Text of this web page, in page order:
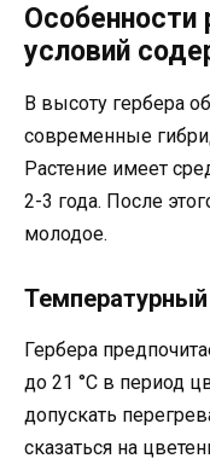
Особенности
условий
В высоту гербера
современные
Растение имеет
2-3 года. После
молодое.
Гербера
до 21 °C в период
допускать
сказаться на